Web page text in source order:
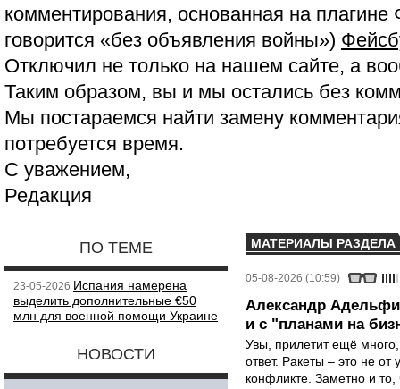
комментирования, основанная на
говорится «без объявления войны»)
Отключил не только на нашем сайте, а
Таким образом, вы и мы остались без
Мы постараемся найти замену
потребуется время.
С уважением,
Редакция
ПО ТЕМЕ
23-05-2026 Испания намерена
выделить дополнительные €50
млн для военной помощи Украине
НОВОСТИ
МАТЕРИАЛЫ РАЗДЕЛА
05-08-2026 (10:59)
Александр
и с "планами на
Увы, прилетит ещё
ответ. Ракеты – это не от
конфликте. Заметно и